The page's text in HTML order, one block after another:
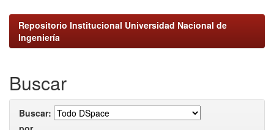
Repositorio Institucional Universidad Nacional de
Ingeniería
Buscar
Buscar: